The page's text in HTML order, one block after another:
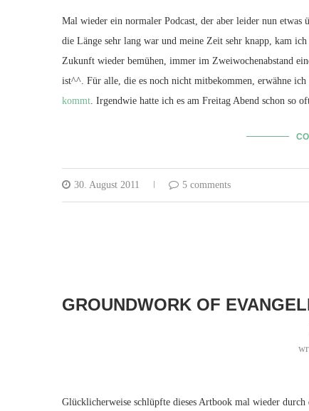
Mal wieder ein normaler Podcast, der aber leider nun etwas
die Länge sehr lang war und meine Zeit sehr knapp, kam
Zukunft wieder bemühen, immer im Zweiwochenabstand
ist^^. Für alle, die es noch nicht mitbekommen, erwähne
kommt. Irgendwie hatte ich es am Freitag Abend schon so
30. August 2011 5 comments
GROUNDWORK OF
Glücklicherweise schlüpfte dieses Artbook mal wieder